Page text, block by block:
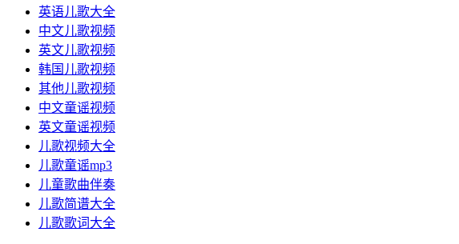
英语儿歌大全
中文儿歌视频
英文儿歌视频
韩国儿歌视频
其他儿歌视频
中文童谣视频
英文童谣视频
儿歌视频大全
儿歌童谣mp3
儿童歌曲伴奏
儿歌简谱大全
儿歌歌词大全